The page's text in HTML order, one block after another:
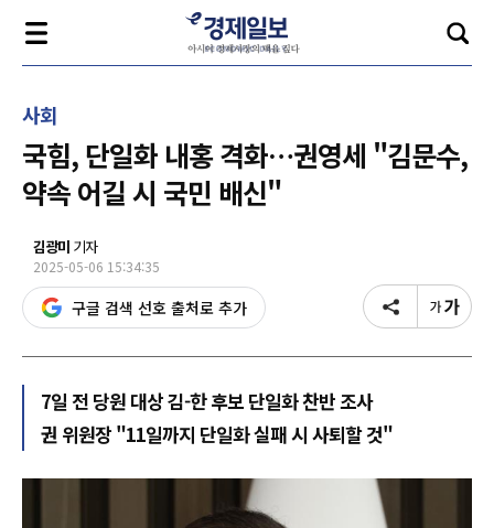
사회
국힘, 단일화 내홍 격화…권영세 "김문수,
약속 어길 시 국민 배신"
김광미 기자
2025-05-06 15:34:35
구글 검색 선호 출처로 추가
7일 전 당원 대상 김-한 후보 단일화 찬반 조사
권 위원장 "11일까지 단일화 실패 시 사퇴할 것"